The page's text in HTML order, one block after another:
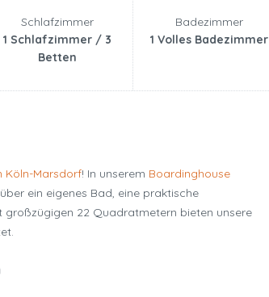
Schlafzimmer
1 Schlafzimmer / 3
Betten
Badezimmer
1 Volles Badezimmer
Köln-Marsdorf! In unserem Boardinghouse
ein eigenes Bad, eine praktische
großzügigen 22 Quadratmetern bieten unsere